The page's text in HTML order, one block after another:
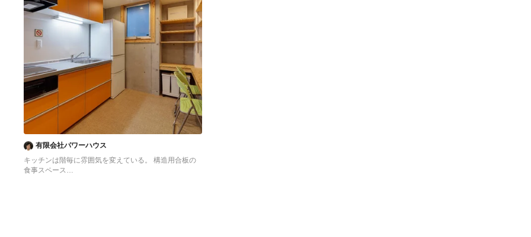
有限会社パワーハウス
キッチンは階毎に雰囲気を変えている。 構造用合板の
食事スペース